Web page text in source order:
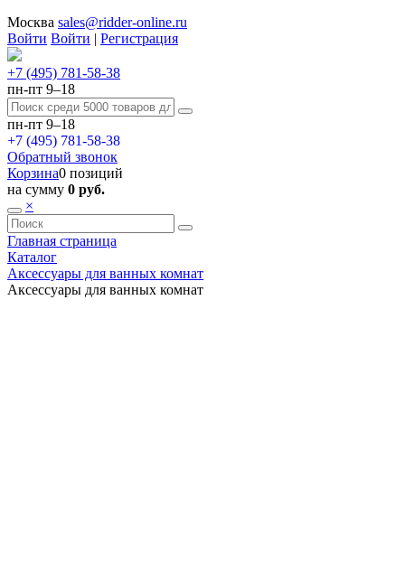
Москва sales@ridder-online.ru
Войти Войти | Регистрация
+7 (495) 781-58-38
пн-пт 9–18
пн-пт 9–18
+7 (495) 781-58-38
Обратный звонок
Корзина0 позиций
на сумму 0 руб.
×
Главная страница
Каталог
Аксессуары для ванных комнат
Аксессуары для ванных комнат